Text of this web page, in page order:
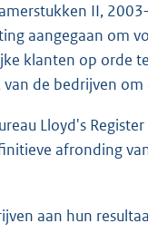
1
9
b
II,
aangegaan om
klanten op orde
de bedrijven
Lloyd's
afronding
aan hun